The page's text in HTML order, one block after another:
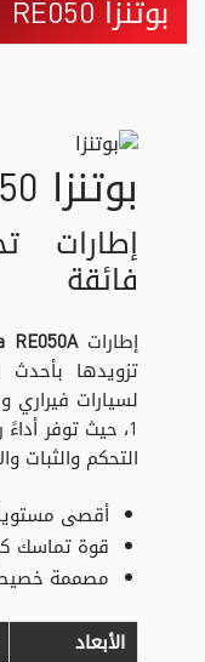
بوتنزا RE050
بوتنزا RE050
إطارات
فائقة
إطاراتRE050A
تزويدها بأحدث
لسيارات
1، حيث توفر
التحكم والثبات
أقصى
قوة تماسك
مصممة خصيصاً
الأبعاد